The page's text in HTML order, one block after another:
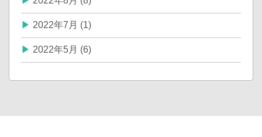
2022年7月 (1)
2022年5月 (6)